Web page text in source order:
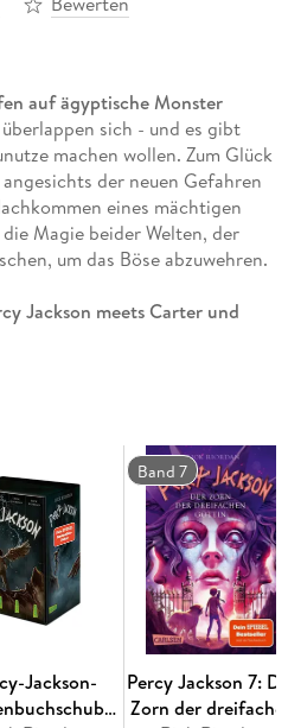
auf ägyptische Monster
sich - und es gibt
machen wollen. Zum Glück
der neuen Gefahren
eines mächtigen
Magie beider Welten, der
um das Böse abzuwehren.
Jackson meets Carter und
eines mächtigen
drei aufeinander aufbauenden
Sobek', 'Der Zauberstab des
- aufregendes Fantasy-
ideal für Leser*innen
Percy Jackson und den Kane-
Jackson-
Band 7
Percy Jackson 7:
Zorn der